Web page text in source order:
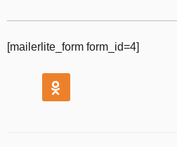
[mailerlite_form form_id=4]